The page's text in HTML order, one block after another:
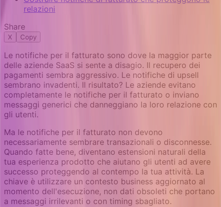
relazioni
Share
X Copy
Le notifiche per il fatturato sono dove la maggior parte
delle aziende SaaS si sente a disagio. Il recupero dei
pagamenti sembra aggressivo. Le notifiche di upsell
sembrano invadenti. Il risultato? Le aziende evitano
completamente le notifiche per il fatturato o inviano
messaggi generici che danneggiano la loro relazione con
gli utenti.
Ma le notifiche per il fatturato non devono
necessariamente sembrare transazionali o disconnesse.
Quando fatte bene, diventano estensioni naturali della
tua esperienza prodotto che aiutano gli utenti ad avere
successo proteggendo al contempo la tua attività. La
chiave è utilizzare un contesto business aggiornato al
momento dell'esecuzione, non dati obsoleti che portano
a messaggi irrilevanti o con timing sbagliato.